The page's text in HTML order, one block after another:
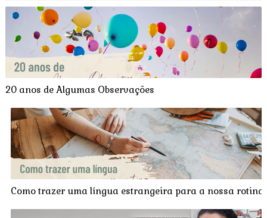
20 anos de Algumas Observações
Como trazer uma língua estrangeira para a nossa rotina